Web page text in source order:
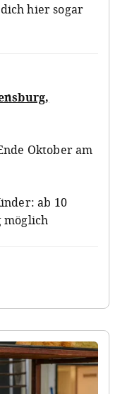
hier sogar
Oktober am
ab 10
möglich